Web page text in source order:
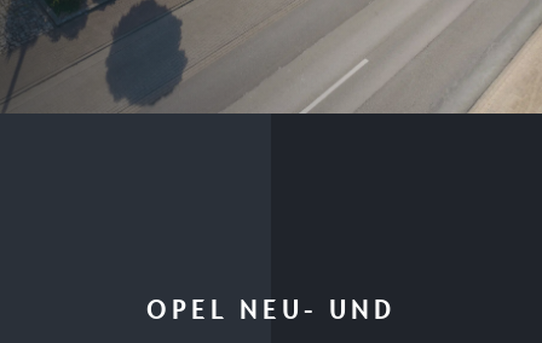
OPEL NEU- UND